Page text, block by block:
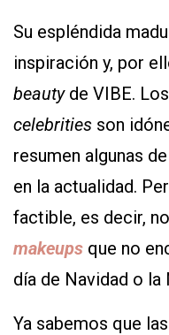
Su espléndida
inspiración y, por
beautyde VIBE.
celebrities son
resumen algunas
en la actualidad.
factible, es decir,
makeups que no
día de Navidad o la
Ya sabemos que